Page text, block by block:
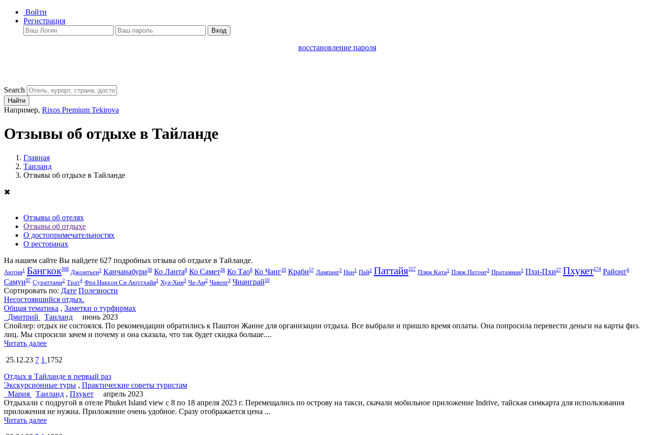
Войти
Регистрация
Вход
восстановление пароля
Search
Найти
Например, Rixos Premium Tekirova
Отзывы об отдыхе в Тайланде
Главная
Таиланд
Отзывы об отдыхе в Тайланде
✖
Отзывы об отелях
Отзывы об отдыхе
О достопримечательностях
О ресторанах
На нашем сайте Вы найдете 627 подробных отзыва об отдыхе в Тайланде.
Аютия1 Бангкок368 Джомтьен3 Канчанабури30 Ко Ланта8 Ко Самет36 Ко Тао6 Ко Чанг33 Краби57 Лампанг3 Нан1 Пай2 Паттайя217 Пляж Ката1 Пляж Патонг3 Пратамнак1 Пхи-Пхи27 Пхукет174 Районг6
Самуи97 Сураттани2 Трат4 Фра Накхон Си Аюттхайя1 Хуа-Хин3 Ча-Ам2 Чавенг3 Чианграй10
Cортировать по: Дате Полезности
Несостоявшийся отдых.
Общая тематика , Заметки о турфирмах
Дмитрий
Таиланд
июнь 2023
Спойлер: отдых не состоялся. По рекомендации обратились к Паштон Жанне для организации отдыха. Все выбрали и пришло время оплаты. Она попросила перевести деньги на карты физ.
лиц. Мы спросили зачем и почему и она сказала, что так будет скидка больше....
Читать далее
25.12.23 7 1 1752
Отдых в Тайланде в первый раз
Экскурсионные туры , Практические советы туристам
Мария
Таиланд , Пхукет
апрель 2023
Отдыхали с подругой в отеле Phuket Island view с 8 по 18 апреля 2023 г. Перемещались по острову на такси, скачали мобильное приложение Indrive, тайская симкарта для использования
приложения не нужна. Приложение очень удобное. Сразу отображается цена ...
Читать далее